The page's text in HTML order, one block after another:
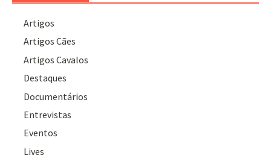
Artigos
Artigos Cães
Artigos Cavalos
Destaques
Documentários
Entrevistas
Eventos
Lives